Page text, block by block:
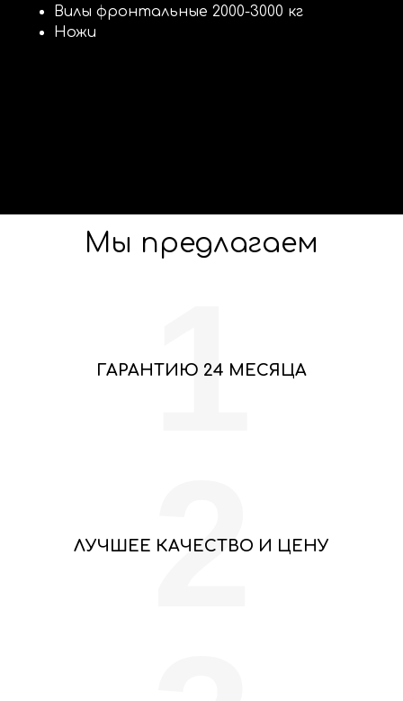
Вилы фронтальные 2000-3000 кг
Ножи
Мы предлагаем
ГАРАНТИЮ 24 МЕСЯЦА
1
ЛУЧШЕЕ КАЧЕСТВО И ЦЕНУ
2